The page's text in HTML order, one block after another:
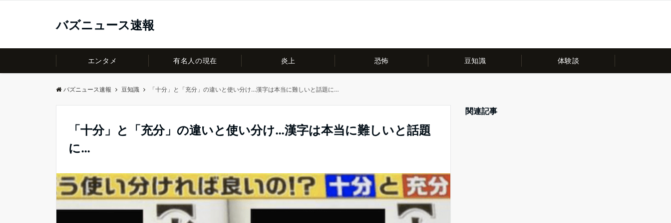
バズニュース速報
エンタメ 有名人の現在 炎上 恐怖 豆知識 体験談
バズニュース速報 豆知識 「十分」と「充分」の違いと使い分け…漢字は本当に難しいと話題に…
「十分」と「充分」の違いと使い分け…漢字は本当に難しいと話題
に…
関連記事